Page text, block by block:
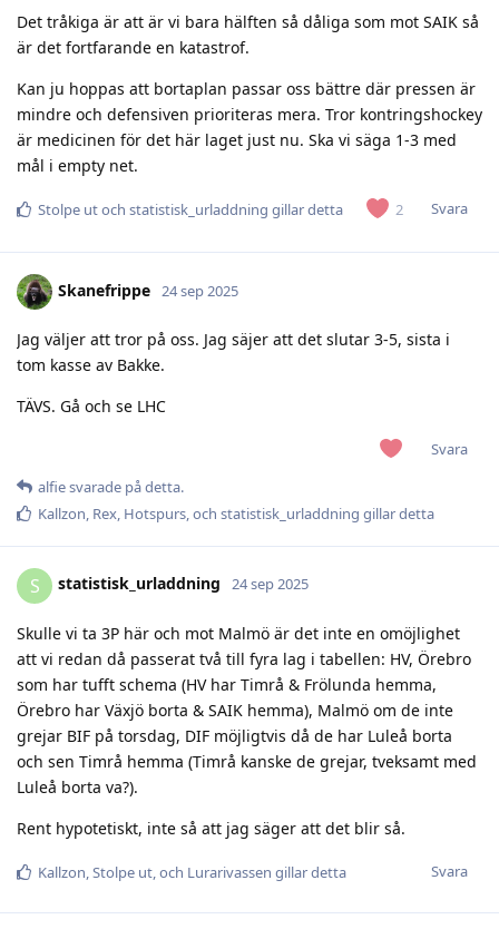
Det tråkiga är att är vi bara hälften så dåliga som mot SAIK så
är det fortfarande en katastrof.
Kan ju hoppas att bortaplan passar oss bättre där pressen är
mindre och defensiven prioriteras mera. Tror kontringshockey
är medicinen för det här laget just nu. Ska vi säga 1-3 med
mål i empty net.
2 Svara
Stolpe utoch statistisk_urladdning gillar detta
Skanefrippe 24 sep 2025
Jag väljer att tror på oss. Jag säjer att det slutar 3-5, sista i
tom kasse av Bakke.
TÄVS. Gå och se LHC
Svara
alfiesvarade på detta.
Kallzon Rex Hotspurs , och statistisk_urladdning gillar detta
S statistisk_urladdning 24 sep 2025
Skulle vi ta 3P här och mot Malmö är det inte en omöjlighet
att vi redan då passerat två till fyra lag i tabellen: HV, Örebro
som har tufft schema (HV har Timrå & Frölunda hemma,
Örebro har Växjö borta & SAIK hemma), Malmö om de inte
grejar BIF på torsdag, DIF möjligtvis då de har Luleå borta
och sen Timrå hemma (Timrå kanske de grejar, tveksamt med
Luleå borta va?).
Rent hypotetiskt, inte så att jag säger att det blir så.
Svara
Kallzon Stolpe ut , och Lurarivassen gillar detta